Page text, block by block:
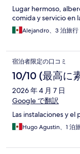
Lugar hermoso,
comida y servicio en
Alejandro、3 泊旅行
宿泊者限定の口コミ
10/10 (最高に
2026 年 4 月 7 日
Google で翻訳
Las instalaciones y
Hugo Agustin、1 泊